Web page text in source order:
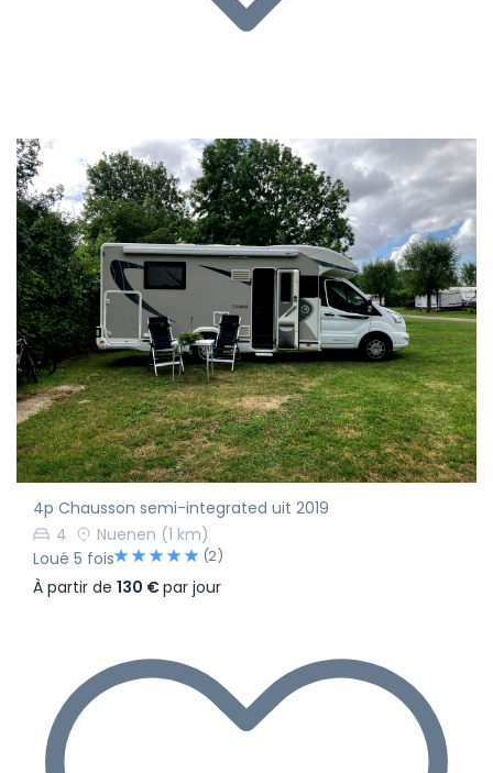
4p Chausson semi-integrated uit 2019
4
Nuenen (1 km)
Loué 5 fois
(2)
À partir de 130 €par jour